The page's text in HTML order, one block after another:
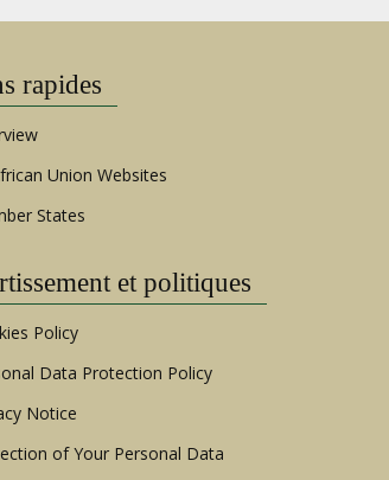
rapides
Union Websites
States
et politiques
Policy
Data Protection Policy
Notice
of Your Personal Data